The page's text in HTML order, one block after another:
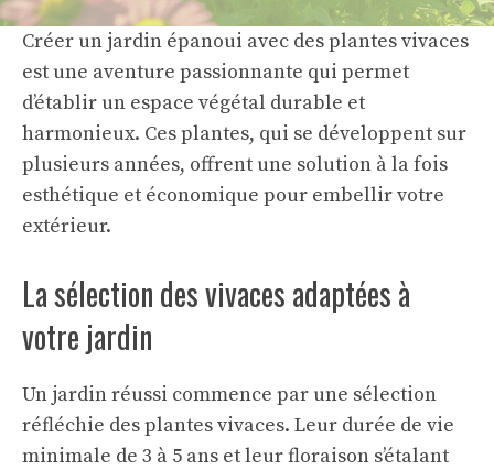
Créer un jardin épanoui avec des plantes vivaces
est une aventure passionnante qui permet
d’établir un espace végétal durable et
harmonieux. Ces plantes, qui se développent sur
plusieurs années, offrent une solution à la fois
esthétique et économique pour embellir votre
extérieur.
La sélection des vivaces adaptées à
votre jardin
Un jardin réussi commence par une sélection
réfléchie des plantes vivaces. Leur durée de vie
minimale de 3 à 5 ans et leur floraison s’étalant